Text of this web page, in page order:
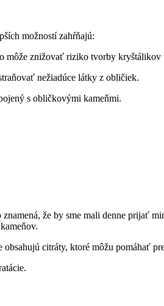
možností zahŕňajú:
môže znižovať riziko tvorby kryštálikov
nežiadúce látky z obličiek.
s obličkovými kameňmi.
že by sme mali denne prijať
citráty, ktoré môžu pomáhať